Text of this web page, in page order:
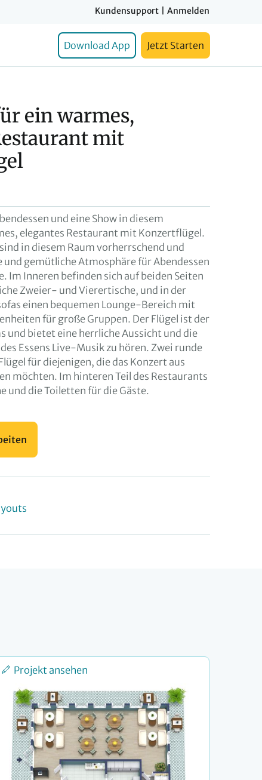
Kundensupport Anmelden
Download App Jetzt Starten
ein warmes,
mit
und eine Show in diesem
elegantes Restaurant mit Konzertflügel.
in diesem Raum vorherrschend und
und gemütliche Atmosphäre für Abendessen
Im Inneren befinden sich auf beiden Seiten
Zweier- und Vierertische, und in der
einen bequemen Lounge-Bereich mit
für große Gruppen. Der Flügel ist der
und bietet eine herrliche Aussicht und die
Essens Live-Musik zu hören. Zwei runde
für diejenigen, die das Konzert aus
möchten. Im hinteren Teil des Restaurants
und die Toiletten für die Gäste.
Projekt ansehen